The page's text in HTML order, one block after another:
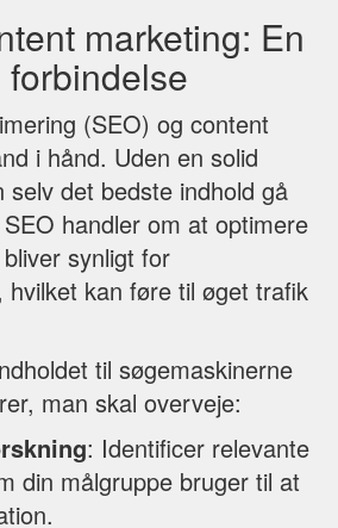
marketing: En
(SEO) og content
i hånd. Uden en solid
selv det bedste indhold gå
handler om at optimere
synligt for
hvilket kan føre til øget trafik
til søgemaskinerne
man skal overveje:
: Identificer relevante
din målgruppe bruger til at